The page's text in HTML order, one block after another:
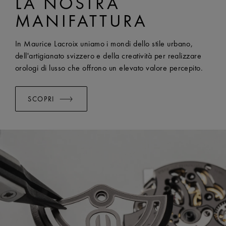
LARGHEZZA:24 mm
SISTEMA EASY CHANGE DISPONIBILE:
MANIFATTURA
In Maurice Lacroix uniamo i mondi dello stile urbano,
dell'artigianato svizzero e della creatività per realizzare
orologi di lusso che offrono un elevato valore percepito.
SCOPRI